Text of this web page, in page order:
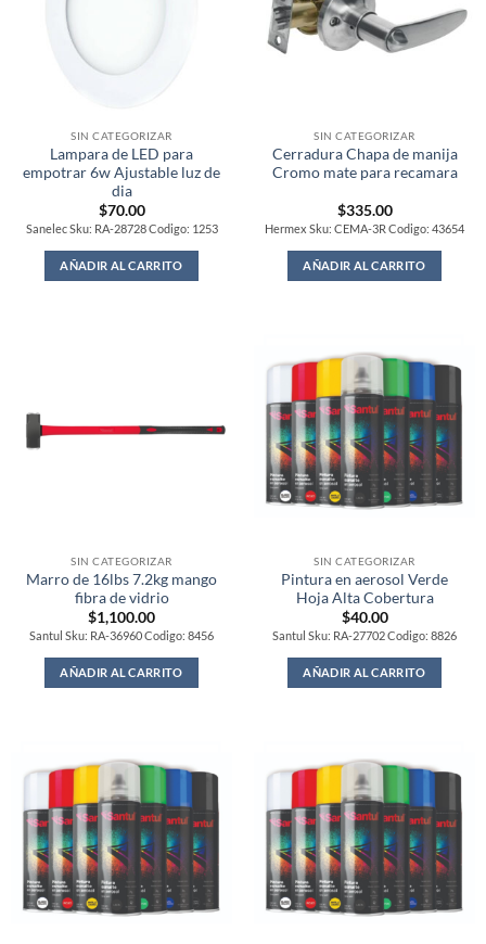
SIN CATEGORIZAR
Lampara de LED para
empotrar 6w Ajustable luz de
dia
$70.00
Sanelec Sku: RA-28728 Codigo: 1253
AÑADIR AL CARRITO
SIN CATEGORIZAR
Cerradura Chapa de manija
Cromo mate para recamara
$335.00
Hermex Sku: CEMA-3R Codigo: 43654
AÑADIR AL CARRITO
SIN CATEGORIZAR
Marro de 16lbs 7.2kg mango
fibra de vidrio
$1,100.00
Santul Sku: RA-36960 Codigo: 8456
AÑADIR AL CARRITO
SIN CATEGORIZAR
Pintura en aerosol Verde
Hoja Alta Cobertura
$40.00
Santul Sku: RA-27702 Codigo: 8826
AÑADIR AL CARRITO